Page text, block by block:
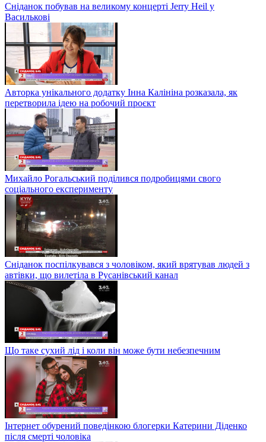
Сніданок побував на великому концерті Jerry Heil у
Василькові
Авторка унікального додатку Інна Калініна розказала, як
перетворила ідею на робочий проєкт
Михайло Рогальський поділився подробицями свого
соціального експерименту
Сніданок поспілкувався з чоловіком, який врятував людей з
автівки, що вилетіла в Русанівський канал
Що таке сухий лід і коли він може бути небезпечним
Інтернет обурений поведінкою блогерки Катерини Діденко
після смерті чоловіка